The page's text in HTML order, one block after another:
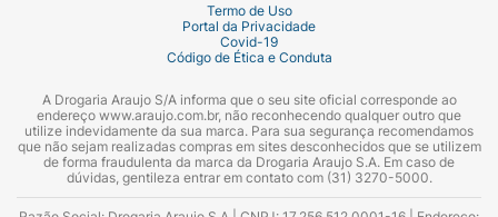
Termo de Uso
Portal da Privacidade
Covid-19
Código de Ética e Conduta
A Drogaria Araujo S/A informa que o seu site oficial corresponde ao
endereço www.araujo.com.br, não reconhecendo qualquer outro que
utilize indevidamente da sua marca. Para sua segurança recomendamos
que não sejam realizadas compras em sites desconhecidos que se utilizem
de forma fraudulenta da marca da Drogaria Araujo S.A. Em caso de
dúvidas, gentileza entrar em contato com (31) 3270-5000.